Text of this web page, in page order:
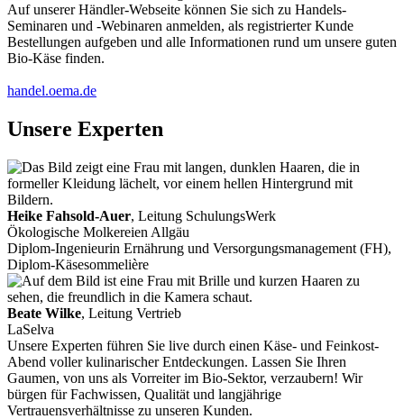
Auf unserer Händler-Webseite können Sie sich zu Handels-
Seminaren und -Webinaren anmelden, als registrierter Kunde
Bestellungen aufgeben und alle Informationen rund um unsere guten
Bio-Käse finden.
handel.oema.de
Unsere Experten
Heike Fahsold-Auer, Leitung SchulungsWerk
Ökologische Molkereien Allgäu
Diplom-Ingenieurin Ernährung und Versorgungsmanagement (FH),
Diplom-Käsesommelière
Beate Wilke, Leitung Vertrieb
LaSelva
Unsere Experten führen Sie live durch einen Käse- und Feinkost-
Abend voller kulinarischer Entdeckungen. Lassen Sie Ihren
Gaumen, von uns als Vorreiter im Bio-Sektor, verzaubern! Wir
bürgen für Fachwissen, Qualität und langjährige
Vertrauensverhältnisse zu unseren Kunden.